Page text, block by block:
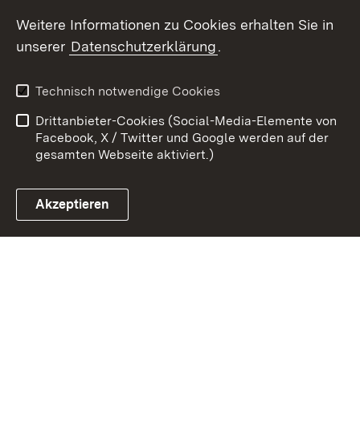
Link zum Landesportal
Kontakt
Datenschutz
Barrierefreiheit
Impressum Cookies
Weitere Informationen zu Cookies erhalten Sie in
unserer Datenschutzerklärung.
Technisch notwendige Cookies
Drittanbieter-Cookies (Social-Media-Elemente von
Facebook, X / Twitter und Google werden auf der
gesamten Webseite aktiviert.)
Akzeptieren